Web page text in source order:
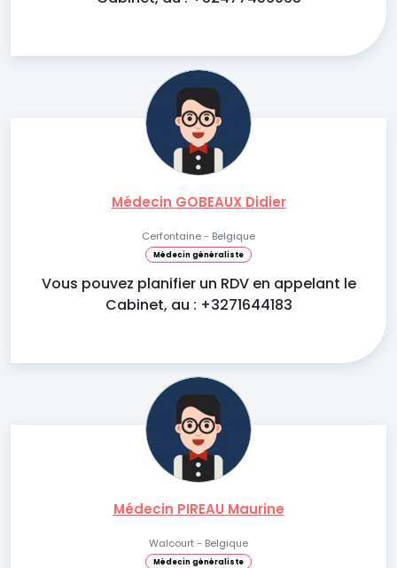
Médecin GOBEAUX Didier
Cerfontaine - Belgique
Médecin généraliste
Vous pouvez planifier un RDV en appelant le
Cabinet, au : +3271644183
Médecin PIREAU Maurine
Walcourt - Belgique
Médecin généraliste